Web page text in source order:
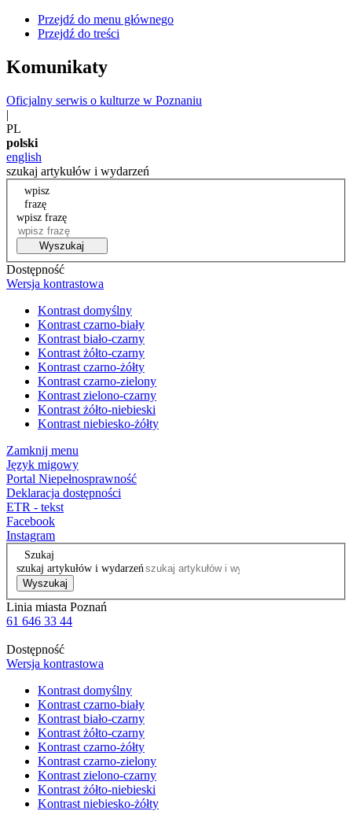
Przejdź do menu głównego
Przejdź do treści
Komunikaty
Oficjalny serwis o kulturze w Poznaniu
|
PL
polski
english
szukaj artykułów i wydarzeń
wpisz
frazę
wpisz frazę
Wyszukaj
Dostępność
Wersja kontrastowa
Kontrast domyślny
Kontrast czarno-biały
Kontrast biało-czarny
Kontrast żółto-czarny
Kontrast czarno-żółty
Kontrast czarno-zielony
Kontrast zielono-czarny
Kontrast żółto-niebieski
Kontrast niebiesko-żółty
Zamknij menu
Język migowy
Portal Niepełnosprawność
Deklaracja dostępności
ETR - tekst
Facebook
Instagram
Szukaj
szukaj artykułów i wydarzeń
Wyszukaj
Linia miasta Poznań
61 646 33 44
Dostępność
Wersja kontrastowa
Kontrast domyślny
Kontrast czarno-biały
Kontrast biało-czarny
Kontrast żółto-czarny
Kontrast czarno-żółty
Kontrast czarno-zielony
Kontrast zielono-czarny
Kontrast żółto-niebieski
Kontrast niebiesko-żółty